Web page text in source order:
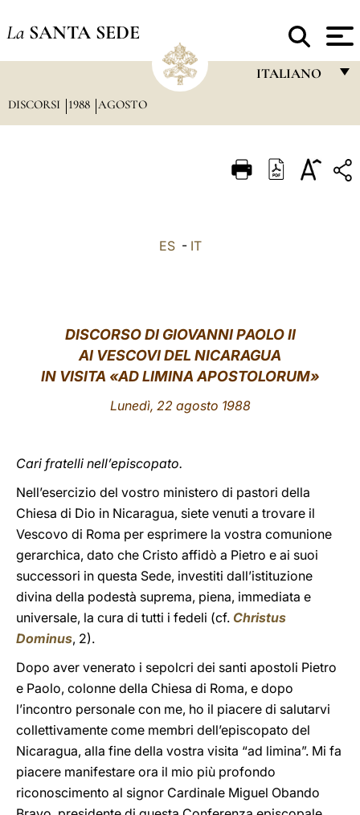
La SANTA SEDE
ITALIANO
ITALIANO
中文
LATINE
DISCORSI 1988 AGOSTO
ES- IT
DISCORSO DI GIOVANNI PAOLO II
AI VESCOVI DEL NICARAGUA
IN VISITA «AD LIMINA APOSTOLORUM»
Lunedì, 22 agosto 1988
Cari fratelli nell’episcopato.
Nell’esercizio del vostro ministero di pastori della
Chiesa di Dio in Nicaragua, siete venuti a trovare il
Vescovo di Roma per esprimere la vostra comunione
gerarchica, dato che Cristo affidò a Pietro e ai suoi
successori in questa Sede, investiti dall’istituzione
divina della podestà suprema, piena, immediata e
universale, la cura di tutti i fedeli (cf. Christus
Dominus, 2).
Dopo aver venerato i sepolcri dei santi apostoli Pietro
e Paolo, colonne della Chiesa di Roma, e dopo
l’incontro personale con me, ho il piacere di salutarvi
collettivamente come membri dell’episcopato del
Nicaragua, alla fine della vostra visita “ad limina”. Mi fa
piacere manifestare ora il mio più profondo
riconoscimento al signor Cardinale Miguel Obando